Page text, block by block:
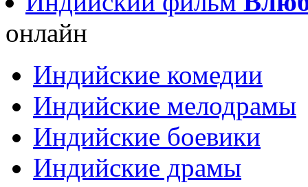
онлайн
Индийские комедии
Индийские мелодрамы
Индийские боевики
Индийские драмы